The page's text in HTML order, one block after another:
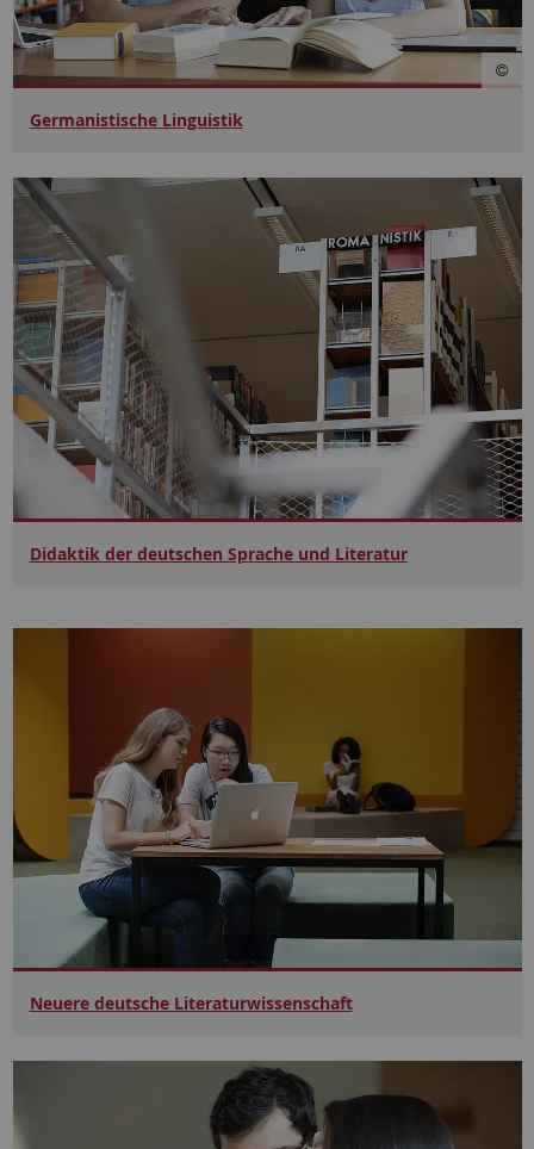
Germanistische Linguistik
Didaktik der deutschen Sprache und Literatur
Neuere deutsche Literaturwissenschaft